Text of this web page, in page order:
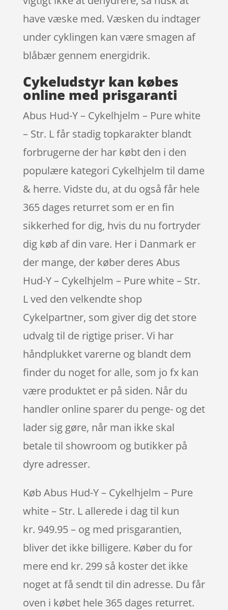
have væske med. Væsken du indtager
under cyklingen kan være smagen af
blåbær gennem energidrik.
Cykeludstyr kan købes
online med prisgaranti
Abus Hud-Y – Cykelhjelm – Pure white
– Str. L får stadig topkarakter blandt
forbrugerne der har købt den i den
populære kategori Cykelhjelm til dame
& herre. Vidste du, at du også får hele
365 dages returret som er en fin
sikkerhed for dig, hvis du nu fortryder
dig køb af din vare. Her i Danmark er
der mange, der køber deres Abus
Hud-Y – Cykelhjelm – Pure white – Str.
L ved den velkendte shop
Cykelpartner, som giver dig det store
udvalg til de rigtige priser. Vi har
håndplukket varerne og blandt dem
finder du noget for alle, som jo fx kan
være produktet er på siden. Når du
handler online sparer du penge- og det
lader sig gøre, når man ikke skal
betale til showroom og butikker på
dyre adresser.
Køb Abus Hud-Y – Cykelhjelm – Pure
white – Str. L allerede i dag til kun
kr. 949.95 – og med prisgarantien,
bliver det ikke billigere. Køber du for
mere end kr. 299 så koster det ikke
noget at få sendt til din adresse. Du får
oven i købet hele 365 dages returret.